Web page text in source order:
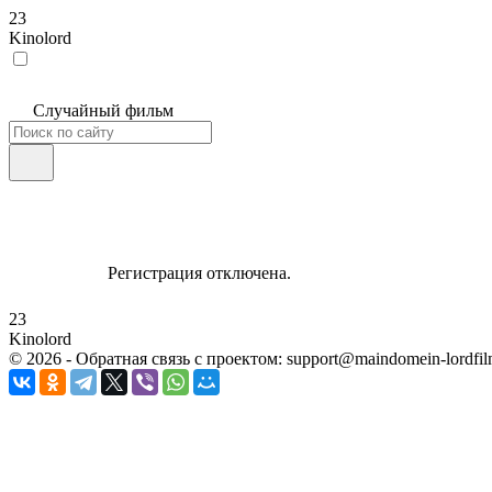
23
Kinolord
Случайный фильм
Регистрация отключена.
23
Kinolord
© 2026 - Обратная связь с проектом: support@maindomein-